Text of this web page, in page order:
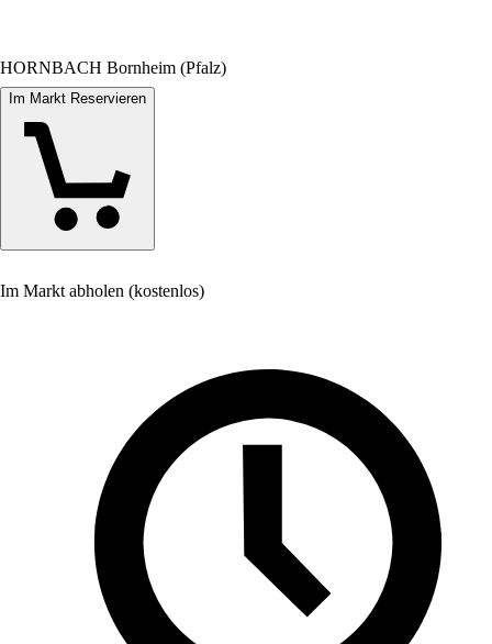
HORNBACH Bornheim (Pfalz)
Im Markt Reservieren
Im Markt abholen (kostenlos)